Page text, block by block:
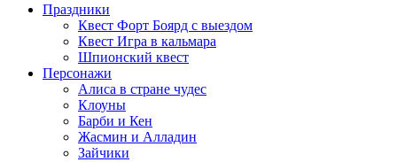
Праздники
Квест Форт Боярд с выездом
Квест Игра в кальмара
Шпионский квест
Персонажи
Алиса в стране чудес
Клоуны
Барби и Кен
Жасмин и Алладин
Зайчики